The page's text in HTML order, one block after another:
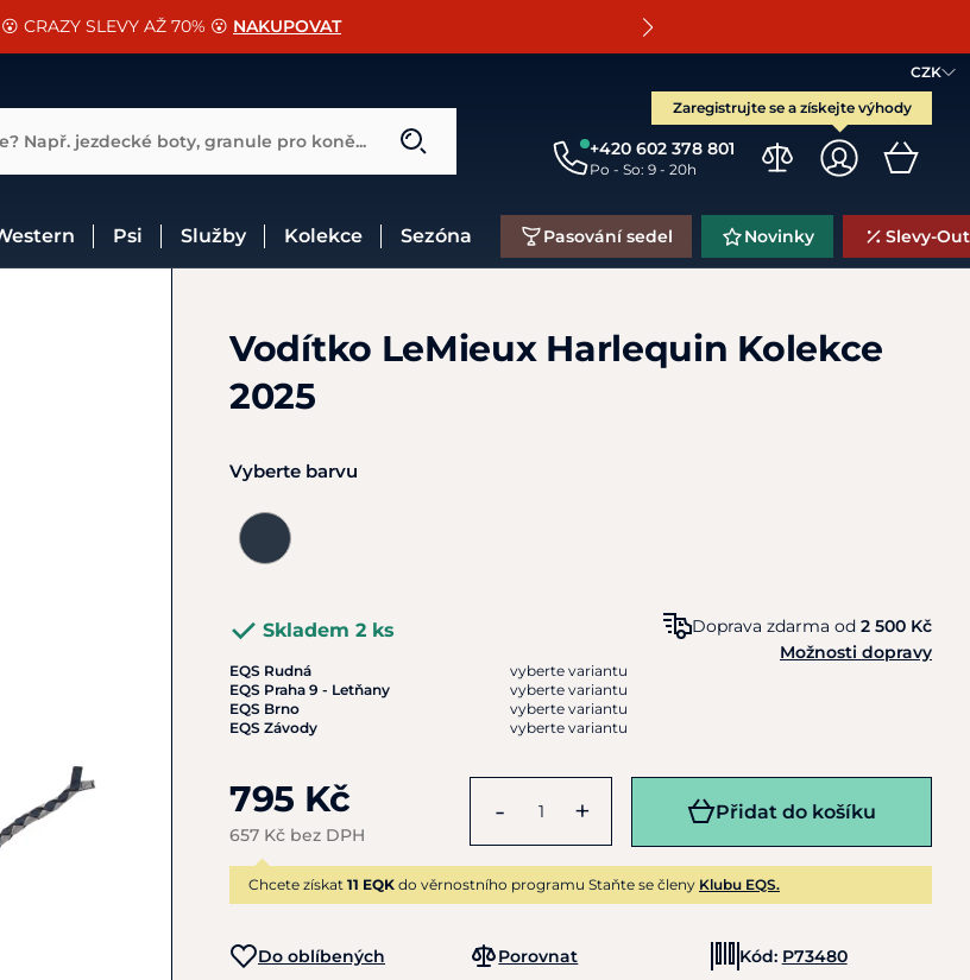
SLEVA 13% na vše od Cassini! CHCI SLEVU
😮 CRAZY SLEVY AŽ 70% 😮 NAKUPOVAT
a doplňky k vybraným sedlům ZDARMA 🐴
CZK
Zaregistrujte se a získejte výhody
+420 602 378 801
Po - So: 9 - 20h
Např. jezdecké boty, granule pro koně...
Western Psi Služby Kolekce Sezóna Pasování sedel Novinky Slevy-
Vodítko LeMieux Harlequin Kolekce
2025
Vyberte barvu
Skladem 2 ks
EQS Rudná
vyberte variantu
EQS Praha 9 - Letňany
vyberte variantu
EQS Brno
vyberte variantu
EQS Závody
vyberte variantu
Doprava zdarma od 2 500 Kč
Možnosti dopravy
795 Kč
657 Kč bez DPH
- + Přidat do košíku
Chcete získat 11 EQK do věrnostního programu Staňte se členy Klubu EQS.
Do oblíbených Porovnat Kód: P73480